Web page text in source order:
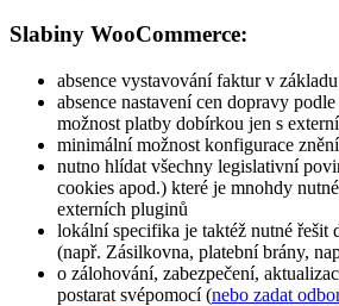
Slabiny WooCommerce:
absence vystavování faktur v základu
absence nastavení cen dopravy
možnost platby dobírkou jen s
minimální možnost konfigurace
nutno hlídat všechny legislativní
cookies apod.) které je mnohdy
externích pluginů
lokální specifika je taktéž nutné řešit
(např. Zásilkovna, platební brány,
o zálohování, zabezpečení,
postarat svépomocí (nebo zadat